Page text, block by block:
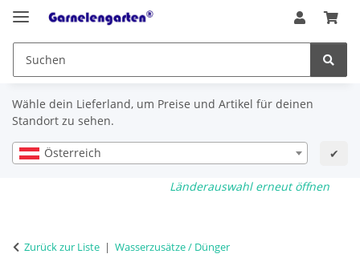
Wähle dein Lieferland, um Preise und Artikel für deinen
Standort zu sehen.
Österreich ✔
Länderauswahl erneut öffnen
Zurück zur Liste Wasserzusätze / Dünger